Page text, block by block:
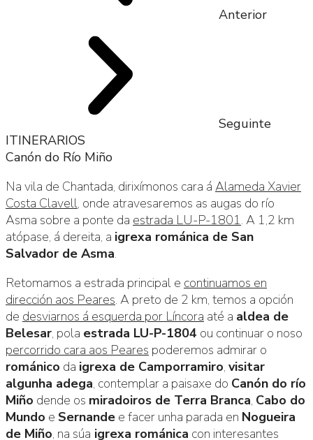
Anterior
Seguinte
ITINERARIOS
Canón do Río Miño
Na vila de Chantada, dirixímonos cara á Alameda Xavier
Costa Clavell, onde atravesaremos as augas do río
Asma sobre a ponte da estrada LU-P-1801. A 1,2 km
atópase, á dereita, a igrexa románica de San
Salvador de Asma.
Retomamos a estrada principal e continuamos en
dirección aos Peares. A preto de 2 km, temos a opción
de desviarnos á esquerda por Líncora até a aldea de
Belesar, pola estrada LU-P-1804 ou continuar o noso
percorrido cara aos Peares poderemos admirar o
románico da igrexa de Camporramiro, visitar
algunha adega, contemplar a paisaxe do Canón do río
Miño dende os miradoiros de Terra Branca, Cabo do
Mundo e Sernande e facer unha parada en Nogueira
de Miño, na súa igrexa románica con interesantes